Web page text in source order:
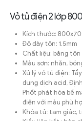
Vỏ tủ điện 2 lớp
Kích thước:
Độ dày tôn: 1.5mm
Chất liệu: bằng tôn
Màu sơn: nhăn,
Xử lý vỏ tủ điện:
dung dịch acid,
Phốt phát hóa bề
điện với màu phù
Khóa tủ: tam giác,